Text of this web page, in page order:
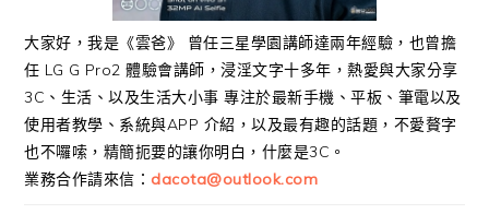
大家好，我是《雲爸》 曾任三星學園講師達兩年經驗，也曾擔
任 LG G Pro2 體驗會講師，浸淫文字十多年，熱愛與大家分享
3C、生活、以及生活大小事 專注於最新手機、平板、筆電以及
使用者教學、系統與APP 介紹，以及最有趣的話題，不愛贅字
也不囉嗦，精簡扼要的讓你明白，什麼是3C。
業務合作請來信： dacota@outlook.com